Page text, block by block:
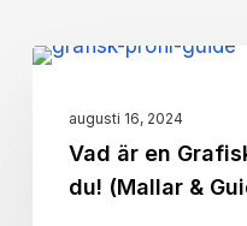
Vad
augusti 16, 2024
Vad är en
du! (Mallar &